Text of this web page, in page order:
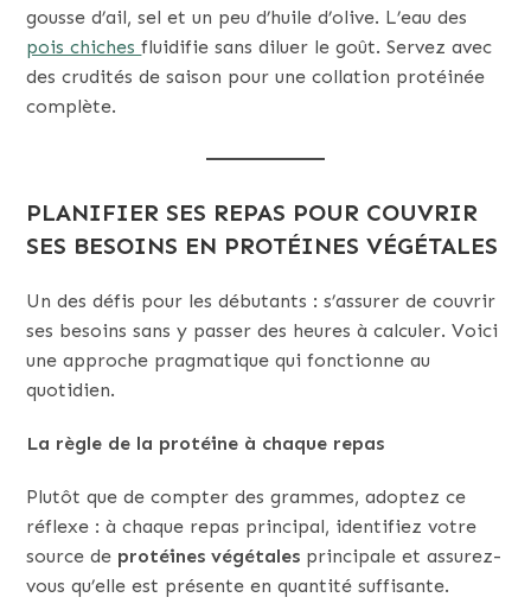
gousse d’ail, sel et un peu d’huile d’olive. L’eau des
pois chichesfluidifie sans diluer le goût. Servez avec
des crudités de saison pour une collation protéinée
complète.
PLANIFIER SES REPAS POUR COUVRIR
SES BESOINS EN PROTÉINES VÉGÉTALES
Un des défis pour les débutants : s’assurer de couvrir
ses besoins sans y passer des heures à calculer. Voici
une approche pragmatique qui fonctionne au
quotidien.
La règle de la protéine à chaque repas
Plutôt que de compter des grammes, adoptez ce
réflexe : à chaque repas principal, identifiez votre
source de protéines végétales principale et assurez-
vous qu’elle est présente en quantité suffisante.